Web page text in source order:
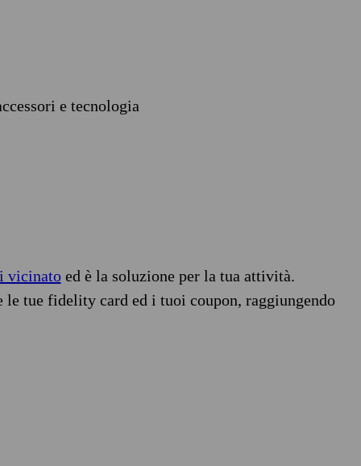
e tecnologia
vicinatoed è la soluzione per la tua attività.
tue fidelity card ed i tuoi coupon, raggiungendo